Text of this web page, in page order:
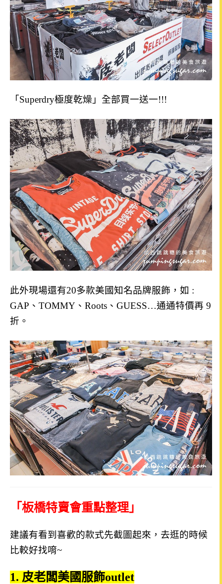
「Superdry極度乾燥」全部買一送一!!!
此外現場還有20多款美國知名品牌服飾，如 :
GAP、TOMMY、Roots、GUESS…通通特價再 9
折。
「板橋特賣會重點整理」
建議有看到喜歡的款式先截圖起來，去逛的時候
比較好找唷~
1. 皮老闆美國服飾outlet